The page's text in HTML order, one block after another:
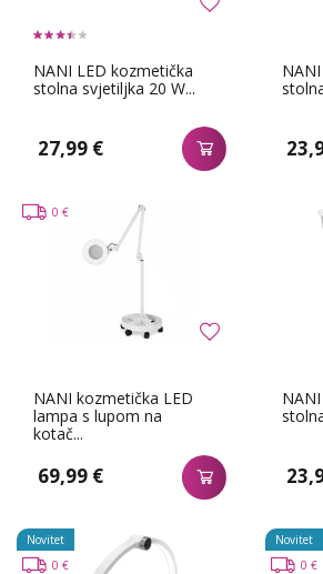
NANI LED kozmetička
stolna svjetiljka 20 W...
27,99 €
NANI kozmetička LED
lampa s lupom na
kotač...
69,99 €
0 €
Novitet
0 €
Novitet
0 €